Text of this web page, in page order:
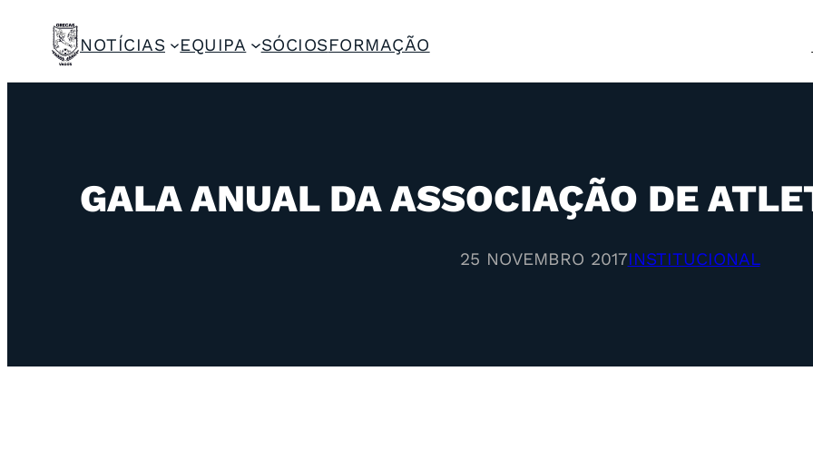
NOTÍCIAS EQUIPA SÓCIOSFORMAÇÃO
GALA ANUAL DA ASSOCIAÇÃO DE
25 NOVEMBRO 2017INSTITUCIONAL